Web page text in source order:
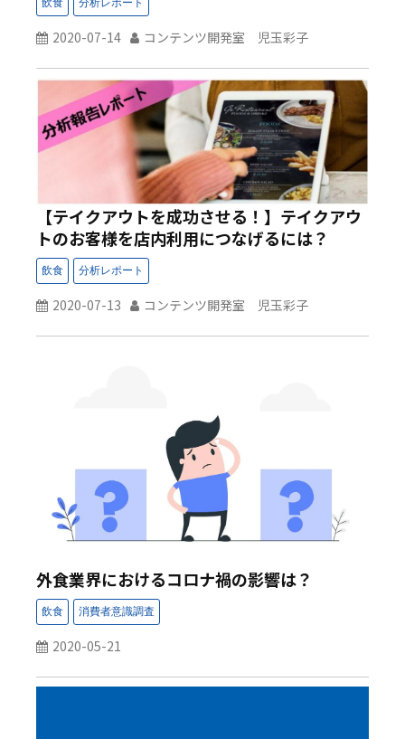
2020-07-14 コンテンツ開発室 児玉彩子
【テイクアウトを成功させる！】テイクアウ
トのお客様を店内利用につなげるには？
2020-07-13 コンテンツ開発室 児玉彩子
外食業界におけるコロナ禍の影響は？
2020-05-21